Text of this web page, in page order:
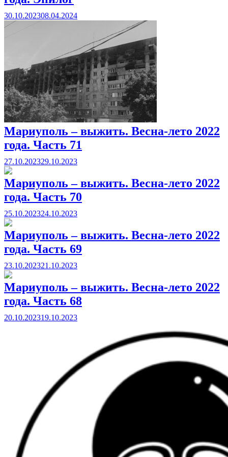
30.10.202308.04.2024
Мариуполь – выжить. Весна-лето 2022
года. Часть 71
27.10.202329.10.2023
Мариуполь – выжить. Весна-лето 2022
года. Часть 70
25.10.202324.10.2023
Мариуполь – выжить. Весна-лето 2022
года. Часть 69
23.10.202321.10.2023
Мариуполь – выжить. Весна-лето 2022
года. Часть 68
20.10.202319.10.2023